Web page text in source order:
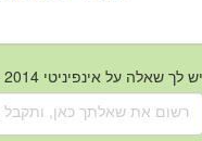
יש לך שאלה על אינפיניטי g37 2007 - 2014 יד שנייה?